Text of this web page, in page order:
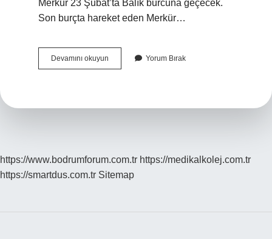
Merkür 23 Şubat’ta Balık burcuna geçecek.
Son burçta hareket eden Merkür…
Devamını okuyun
Retrosu
Yorum Bırak
https://www.bodrumforum.com.tr https://medikalkolej.com.tr
https://smartdus.com.tr Sitemap